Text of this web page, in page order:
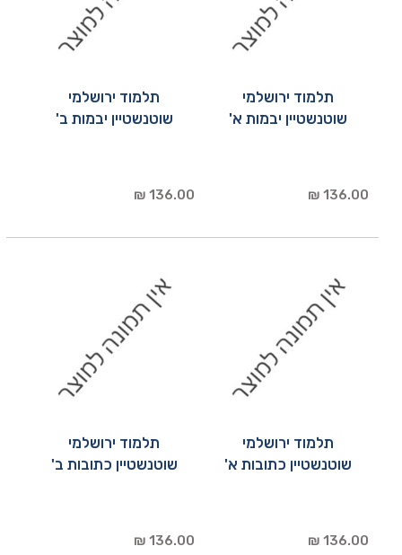
תלמוד ירושלמי
שוטנשטיין יבמות א'
136.00 ₪
תלמוד ירושלמי
שוטנשטיין יבמות ב'
136.00 ₪
תלמוד ירושלמי
שוטנשטיין כתובות א'
136.00 ₪
תלמוד ירושלמי
שוטנשטיין כתובות ב'
136.00 ₪